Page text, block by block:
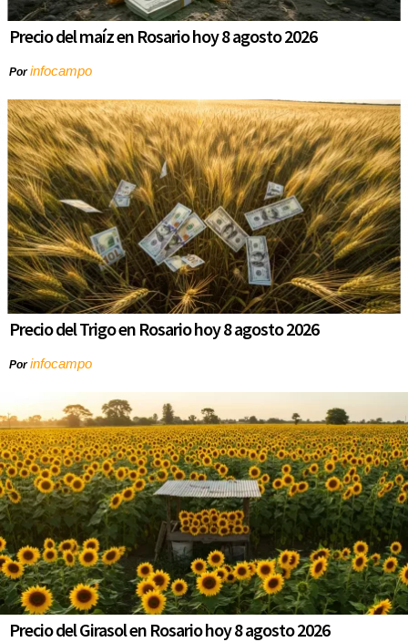
Precio del maíz en Rosario hoy 8 agosto 2026
Porinfocampo
Precio del Trigo en Rosario hoy 8 agosto 2026
Porinfocampo
Precio del Girasol en Rosario hoy 8 agosto 2026